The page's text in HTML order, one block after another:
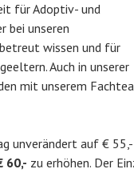
für Adoptiv- und
bei unseren
wissen und für
Auch in unserer
mit unserem
unverändert auf €
60,- zu erhöhen. Der